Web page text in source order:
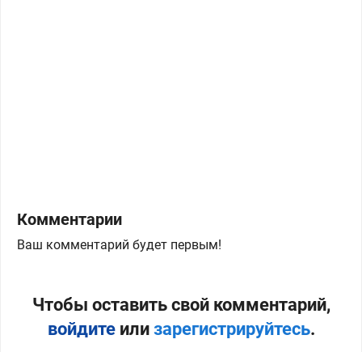
Комментарии
Ваш комментарий будет первым!
Чтобы оставить свой комментарий,
войдитеили зарегистрируйтесь.